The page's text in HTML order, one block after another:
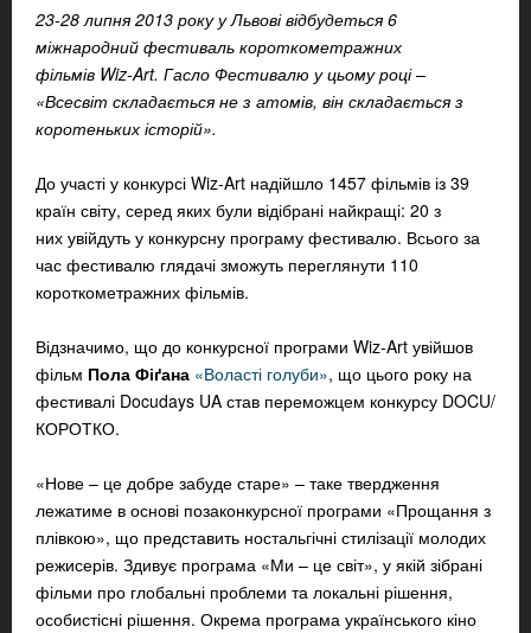
23-28 липня 2013 року у Львові відбудеться 6
міжнародний фестиваль короткометражних
фільмів Wiz-Art. Гасло Фестивалю у цьому році –
«Всесвіт складається не з атомів, він складається з
коротеньких історій».
До участі у конкурсі Wiz-Art надійшло 1457 фільмів із 39
країн світу, серед яких були відібрані найкращі: 20 з
них увійдуть у конкурсну програму фестивалю. Всього за
час фестивалю глядачі зможуть переглянути 110
короткометражних фільмів.
Відзначимо, що до конкурсної програми Wiz-Art увійшов
фільм Пола Фіґана «Воласті голуби», що цього року на
фестивалі Docudays UA став переможцем конкурсу DOCU/
КОРОТКО.
«Нове – це добре забуде старе» – таке твердження
лежатиме в основі позаконкурсної програми «Прощання з
плівкою», що представить ностальгічні стилізації молодих
режисерів. Здивує програма «Ми – це світ», у якій зібрані
фільми про глобальні проблеми та локальні рішення,
особистісні рішення. Окрема програма українського кіно